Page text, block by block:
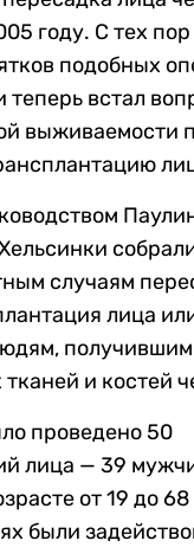
году. С тех
подобных
встал
выживаемости
случаям
лица
и костей
проведено 50
лица — 39
от 19 до 68
были